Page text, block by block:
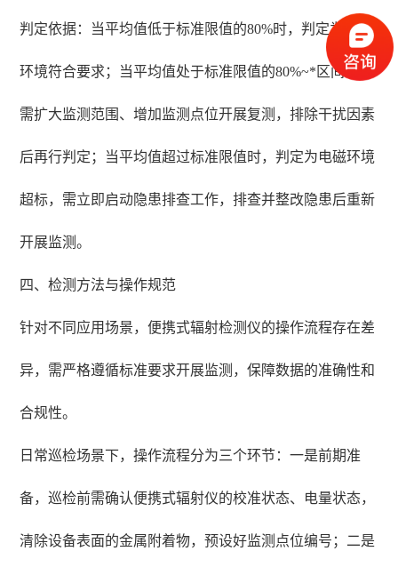
判定依据：当平均值低于标准限值的80%时，判定为电磁
环境符合要求；当平均值处于标准限值的80%~*区间时，
需扩大监测范围、增加监测点位开展复测，排除干扰因素
后再行判定；当平均值超过标准限值时，判定为电磁环境
超标，需立即启动隐患排查工作，排查并整改隐患后重新
开展监测。
四、检测方法与操作规范
针对不同应用场景，便携式辐射检测仪的操作流程存在差
异，需严格遵循标准要求开展监测，保障数据的准确性和
合规性。
日常巡检场景下，操作流程分为三个环节：一是前期准
备，巡检前需确认便携式辐射仪的校准状态、电量状态，
清除设备表面的金属附着物，预设好监测点位编号；二是